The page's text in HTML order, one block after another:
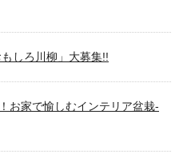
しろ川柳」大募集!!
お家で愉しむインテリア盆栽-